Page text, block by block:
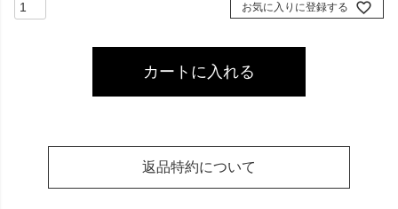
お気に入りに登録する
カートに入れる
返品特約について